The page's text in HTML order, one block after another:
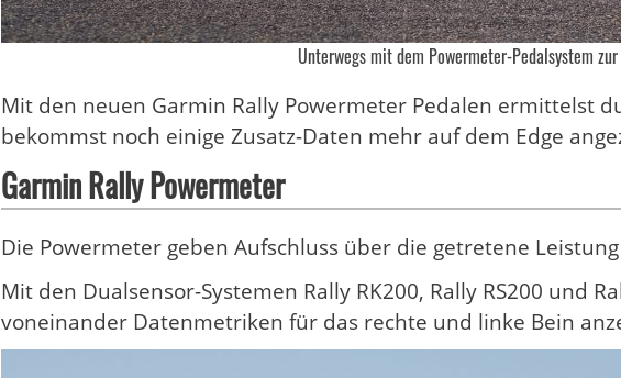
Unterwegs mit dem Powermeter-Pedalsystem
Mit den neuen Garmin Rally Powermeter Pedalen ermittelst
bekommst noch einige Zusatz-Daten mehr auf dem Edge
Garmin Rally Powermeter
Die Powermeter geben Aufschluss über die getretene
Mit den Dualsensor-Systemen Rally RK200, Rally RS200 und
voneinander Datenmetriken für das rechte und linke Bein